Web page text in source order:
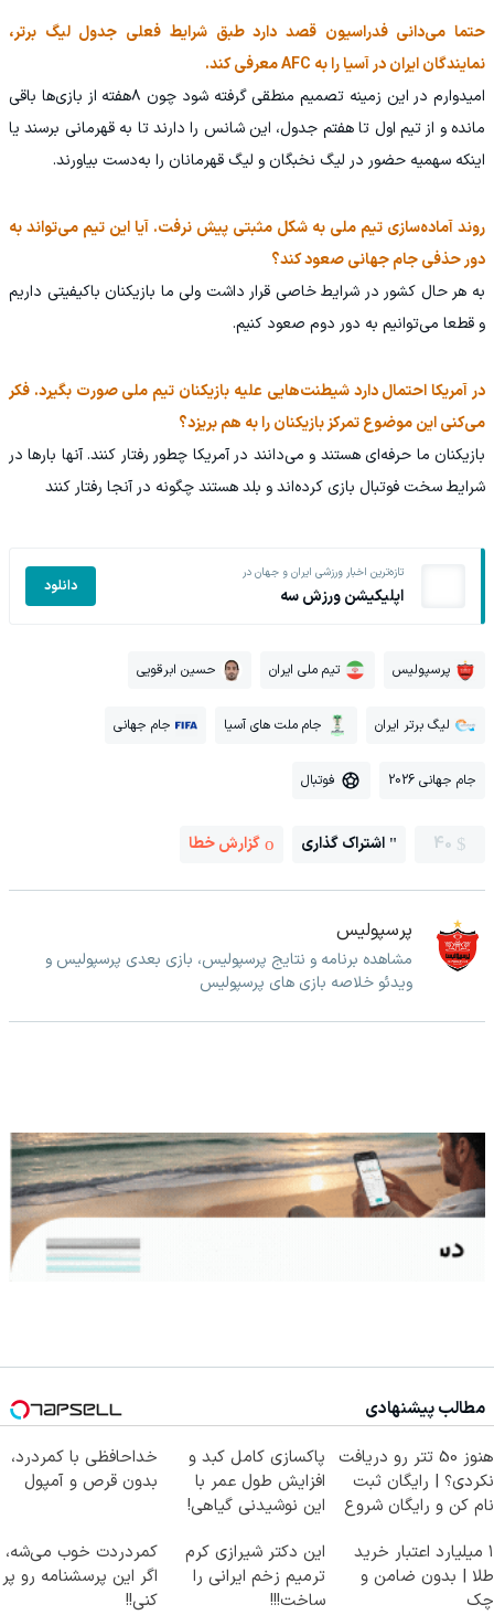
حتما می‌دانی فدراسیون قصد دارد طبق شرایط فعلی جدول لیگ برتر،
نمایندگان ایران در آسیا را به AFC معرفی کند.
امیدوارم در این زمینه تصمیم منطقی گرفته شود چون ۸هفته از بازی‌ها باقی
مانده و از تیم اول تا هفتم جدول، این شانس را دارند تا به قهرمانی برسند یا
اینکه سهمیه حضور در لیگ نخبگان و لیگ قهرمانان را به‌دست بیاورند.
روند آماده‌سازی‌ تیم ملی به شکل مثبتی پیش نرفت. آیا این تیم می‌تواند به
دور حذفی جام جهانی صعود کند؟
به هر حال کشور در شرایط خاصی قرار داشت ولی ما بازیکنان باکیفیتی داریم
و قطعا می‌توانیم به دور دوم صعود کنیم.
در آمریکا احتمال دارد شیطنت‌هایی علیه بازیکنان تیم ملی صورت بگیرد. فکر
می‌کنی این موضوع تمرکز بازیکنان را به هم بریزد؟
بازیکنان ما حرفه‌ای هستند و می‌دانند در آمریکا چطور رفتار کنند. آنها بارها در
شرایط سخت فوتبال بازی کرده‌اند و بلد هستند چگونه در آنجا رفتار کنند
تازه‌ترین اخبار ورزشی ایران و جهان در
اپلیکیشن ورزش سه دانلود
پرسپولیس تیم ملی ایران حسین ابرقویی
لیگ برتر ایران جام ملت های آسیا جام جهانی
جام جهانی 2026 فوتبال
40 اشتراک گذاری گزارش خطا
پرسپولیس
مشاهده برنامه و نتایج پرسپولیس، بازی بعدی پرسپولیس و
ویدئو خلاصه بازی های پرسپولیس
مطالب پیشنهادی
هنوز 50 تتر رو دریافت
نکردی؟ | رایگان ثبت
نام کن و رایگان شروع
پاکسازی کامل کبد و
افزایش طول عمر با
این نوشیدنی گیاهی!
خداحافظی با کمردرد،
بدون قرص و آمپول
۱ میلیارد اعتبار خرید
طلا | بدون ضامن و
چک
این دکتر شیرازی کرم
ترمیم زخم ایرانی را
ساخت!!!
کمردردت خوب می‌شه،
اگر این پرسشنامه رو پر
کنی!!